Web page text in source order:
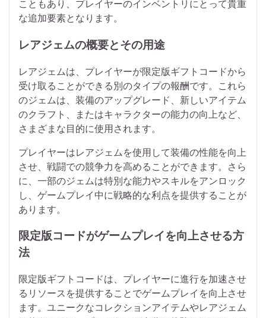
こともあり、プレイヤーのインベントリにとって貴重
な追加要素となります。
レアジェムの概要とその用途
レアジェムは、プレイヤーが限定版ギフトコードから
受け取ることができる別のタイプの報酬です。これら
のジェムは、装備のアップグレード、新しいアイテム
のクラフト、またはキャラクターの能力の向上など、
さまざまな目的に使用されます。
プレイヤーはレアジェムを使用して装備の性能を向上
させ、戦闘での競争力を高めることができます。さら
に、一部のジェムは特別な能力やスキルをアンロック
し、ゲームプレイ中に戦略的な利点を提供することが
あります。
限定版コードがゲームプレイを向上させる方
法
限定版ギフトコードは、プレイヤーに進行を加速させ
るリソースを提供することでゲームプレイを向上させ
ます。ユニークなコレクションアイテムやレアジェム